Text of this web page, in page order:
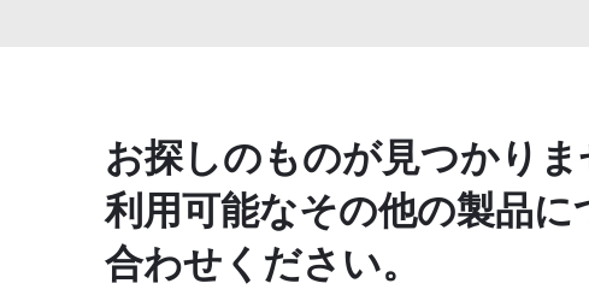
お探しのものが見つかりま
利用可能なその他の製品
合わせください。